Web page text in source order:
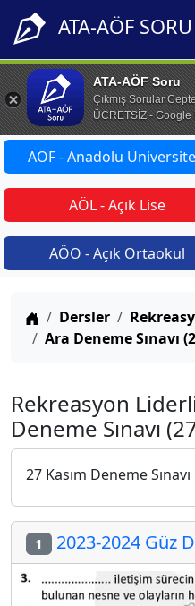
ATA-AÖF SORU
ATA-AÖF Soru
Çıkmış Sorular
ÜCRETSİZ - Google
AÖF - Anadolu
AÖL - Açık Lise
AÖO - Açık Ortaokul
Anasayfa
Dersler
Ara Deneme Sınavı
Rekreasyon
Deneme Sınavı
27 Kasım Deneme Sınavı
1 2023-2024 Güz